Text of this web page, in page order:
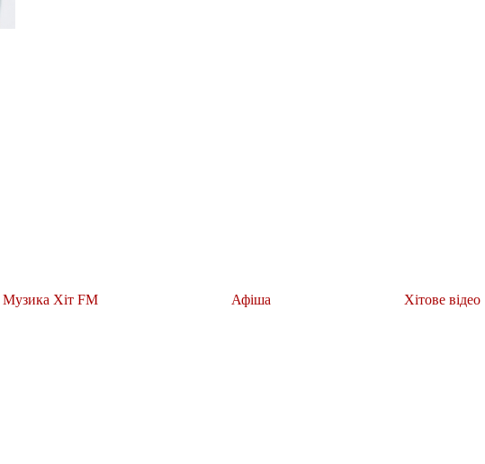
Музика Хіт FM Афіша Хітове відео